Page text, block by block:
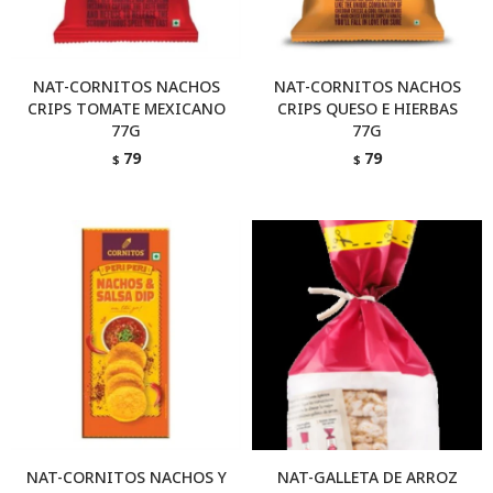
NAT-CORNITOS NACHOS
CRIPS TOMATE MEXICANO
77G
$ 79
NAT-CORNITOS NACHOS
CRIPS QUESO E HIERBAS
77G
$ 79
NAT-CORNITOS NACHOS Y
NAT-GALLETA DE ARROZ